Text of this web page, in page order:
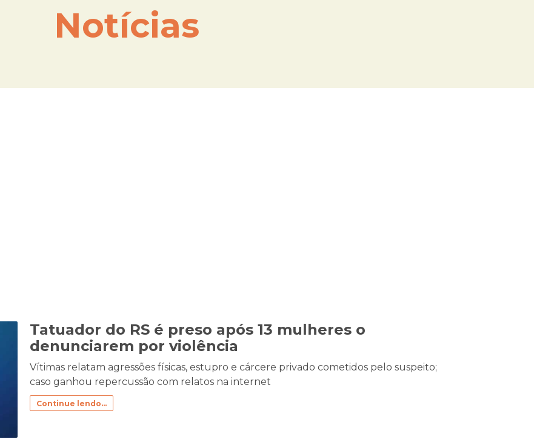
Notícias
Tatuador do RS é preso após 13 mulheres o
denunciarem por violência
Vítimas relatam agressões físicas, estupro e cárcere privado cometidos pelo suspeito;
caso ganhou repercussão com relatos na internet
Continue lendo...